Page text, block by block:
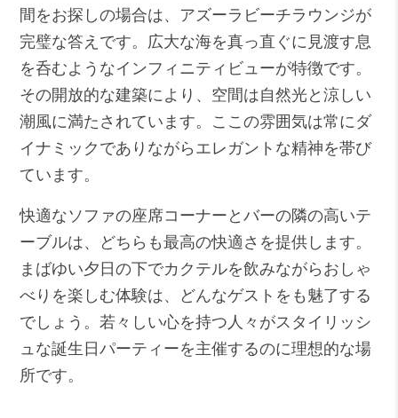
間をお探しの場合は、 アズーラビーチラウンジが
完璧な答えです。広大な海を真っ直ぐに見渡す息
を呑むようなインフィニティビューが特徴です。
その開放的な建築により、空間は自然光と涼しい
潮風に満たされています。ここの雰囲気は常にダ
イナミックでありながらエレガントな精神を帯び
ています。
快適なソファの座席コーナーとバーの隣の高いテ
ーブルは、どちらも最高の快適さを提供します。
まばゆい夕日の下でカクテルを飲みながらおしゃ
べりを楽しむ体験は、どんなゲストをも魅了する
でしょう。若々しい心を持つ人々がスタイリッシ
ュな誕生日パーティーを主催するのに理想的な場
所です。